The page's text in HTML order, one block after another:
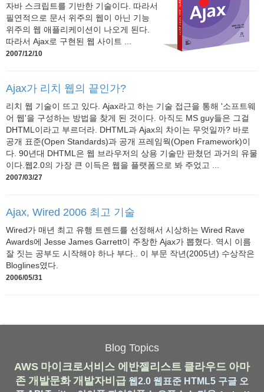
자바 스크립트를 기반한 기술이다. 따라서
필연적으로 문서 위주의 웹이 아닌 기능
위주의 웹 애플리케이션이 나오게 된다.
따라서 Ajax로 구현된 웹 사이트 ...
2007/12/10
Ajax가 리치 웹의 끝인가?
리치 웹 기술이 뜨고 있다. Ajax라고 하는 기술 접근을 통해 '소프트웨
어 웹'을 구성하는 방법을 찾게 된 것이다. 아직도 MS guy들은 그걸
DHTML이라고 부르더라. DHTML과 Ajax의 차이는 무엇일까? 바로
공개 표준(Open Standards)과 공개 프레임웍(Open Framework)이
다. 90년대 DHTML은 웹 브라우저의 상용 기술만 판쳤던 과거의 유물
이다.웹2.0의 가장 큰 이득은 웹을 플랫폼으로 봐 주었고 ...
2007/03/27
Ajax, Wired 2006 최고 기술
Wired가 매년 최고 유행 트렌드를 선정해서 시상하는 Wired Rave
Awards에 Jesse James Garrett이 주창한 Ajax가 뽑혔다. 역시 이름
잘 짓는 공부도 시작해야 하나 부다.. 이 부문 작년(2005년) 수상작은
Bloglines였다.
2006/05/31
Blog Topics
AWS 마이크로서비스 에반젤리스트 클라우드 아마
존 개발문화 개발자비급 웹2.0 웹표준 HTML5 구글 오